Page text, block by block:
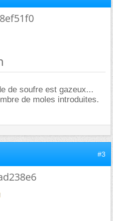
de soufre est gazeux...
de moles introduites.
#3